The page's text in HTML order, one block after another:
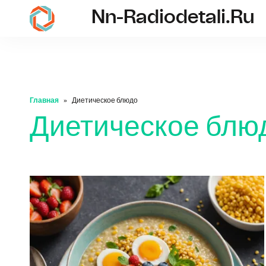
nn-radiodetali.ru
Nn-Radiodetali.ru
Главная Диетическое блюдо
Диетическое